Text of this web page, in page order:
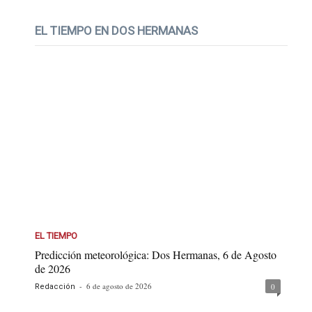
EL TIEMPO EN DOS HERMANAS
EL TIEMPO
Predicción meteorológica: Dos Hermanas, 6 de Agosto
de 2026
Redacción - 6 de agosto de 2026 0